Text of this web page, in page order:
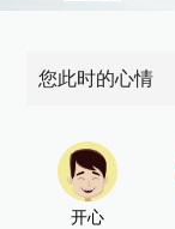
您此时的心情
开心